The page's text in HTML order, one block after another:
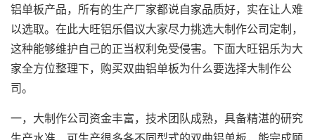
铝单板产品，所有的生产厂家都说自家品质好，实在让人难
以选取。在此大旺铝乐倡议大家尽力挑选大制作公司定制，
这种能够维护自己的正当权利免受侵害。下面大旺铝乐为大
家全方位整理下，购买双曲铝单板为什么要选择大制作公
司。
一，大制作公司资金丰富，技术团队成熟，具备精湛的研究